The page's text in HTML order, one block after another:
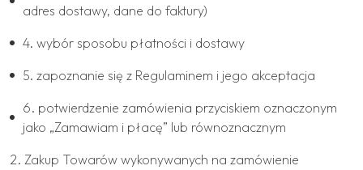
adres dostawy, dane do faktury)
4. wybór sposobu płatności i dostawy
5. zapoznanie się z Regulaminem i jego akceptacja
6. potwierdzenie zamówienia przyciskiem oznaczonym
jako „Zamawiam i płacę” lub równoznacznym
2. Zakup Towarów wykonywanych na zamówienie